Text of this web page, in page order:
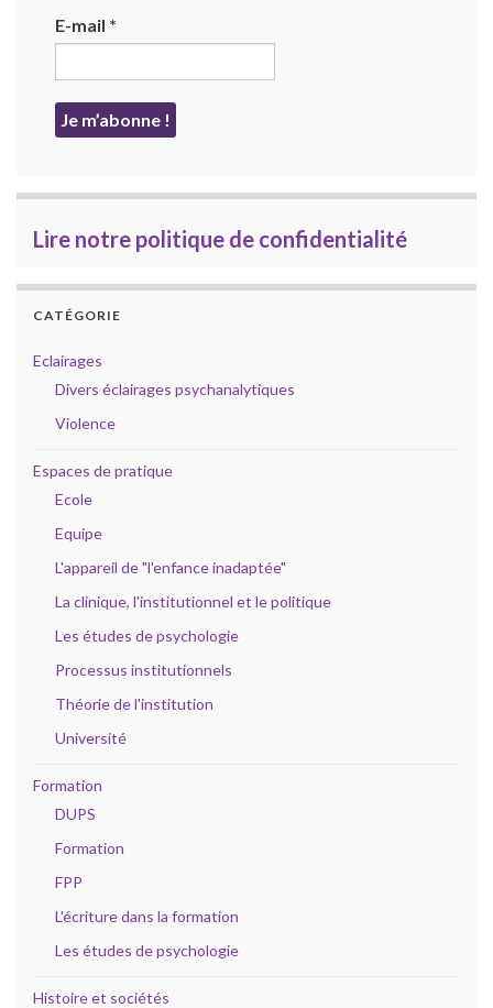
E-mail *
Lire notre politique de confidentialité
CATÉGORIE
Eclairages
Divers éclairages psychanalytiques
Violence
Espaces de pratique
Ecole
Equipe
L'appareil de "l'enfance inadaptée"
La clinique, l'institutionnel et le politique
Les études de psychologie
Processus institutionnels
Théorie de l'institution
Université
Formation
DUPS
Formation
FPP
L'écriture dans la formation
Les études de psychologie
Histoire et sociétés